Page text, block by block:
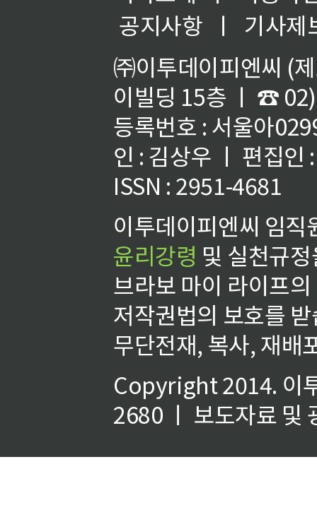
공지사항
ㅣ
기사제
㈜이투데이피엔씨 (
이빌딩 15층 ㅣ ☎
등록번호 : 서울아
인 : 김상우 ㅣ 편집인
ISSN : 2951-4681
이투데이피엔씨 임
윤리강령 및 실천규
브라보 마이 라이프
저작권법의 보호를
무단전재, 복사, 재배
Copyright 2014. 이
2680 ㅣ 보도자료